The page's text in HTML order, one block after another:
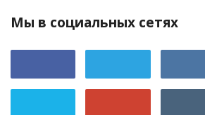
Мы в социальных сетях